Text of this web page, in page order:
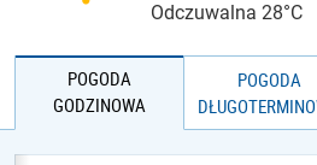
Odczuwalna 28°C
POGODA
GODZINOWA
POGODA